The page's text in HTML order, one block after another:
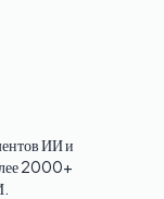
ИИ и
2000+